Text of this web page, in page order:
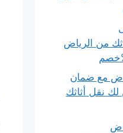
أثاثك من الرياض
مع ضمان
نقل أثاثك